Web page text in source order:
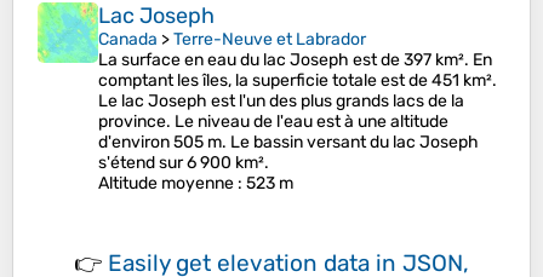
Lac Joseph
Canada >Terre-Neuve et Labrador
La surface en eau du lac Joseph est de 397 km². En
comptant les îles, la superficie totale est de 451 km².
Le lac Joseph est l'un des plus grands lacs de la
province. Le niveau de l'eau est à une altitude
d'environ 505 m. Le bassin versant du lac Joseph
s'étend sur 6 900 km².
Altitude moyenne : 523 m
👉 Easily get elevation data in JSON,